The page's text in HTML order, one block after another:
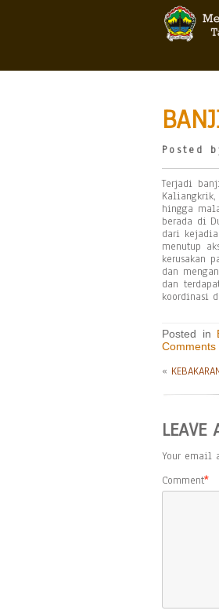
Posted
Terjadi
hingga
berada di
dari
menutup
kerusakan
dan
dan
koordinasi
Posted in
Comments
«
LEAVE
Your email
Comment*